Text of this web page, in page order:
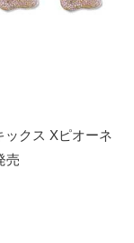
ックス Xピオーネ
売